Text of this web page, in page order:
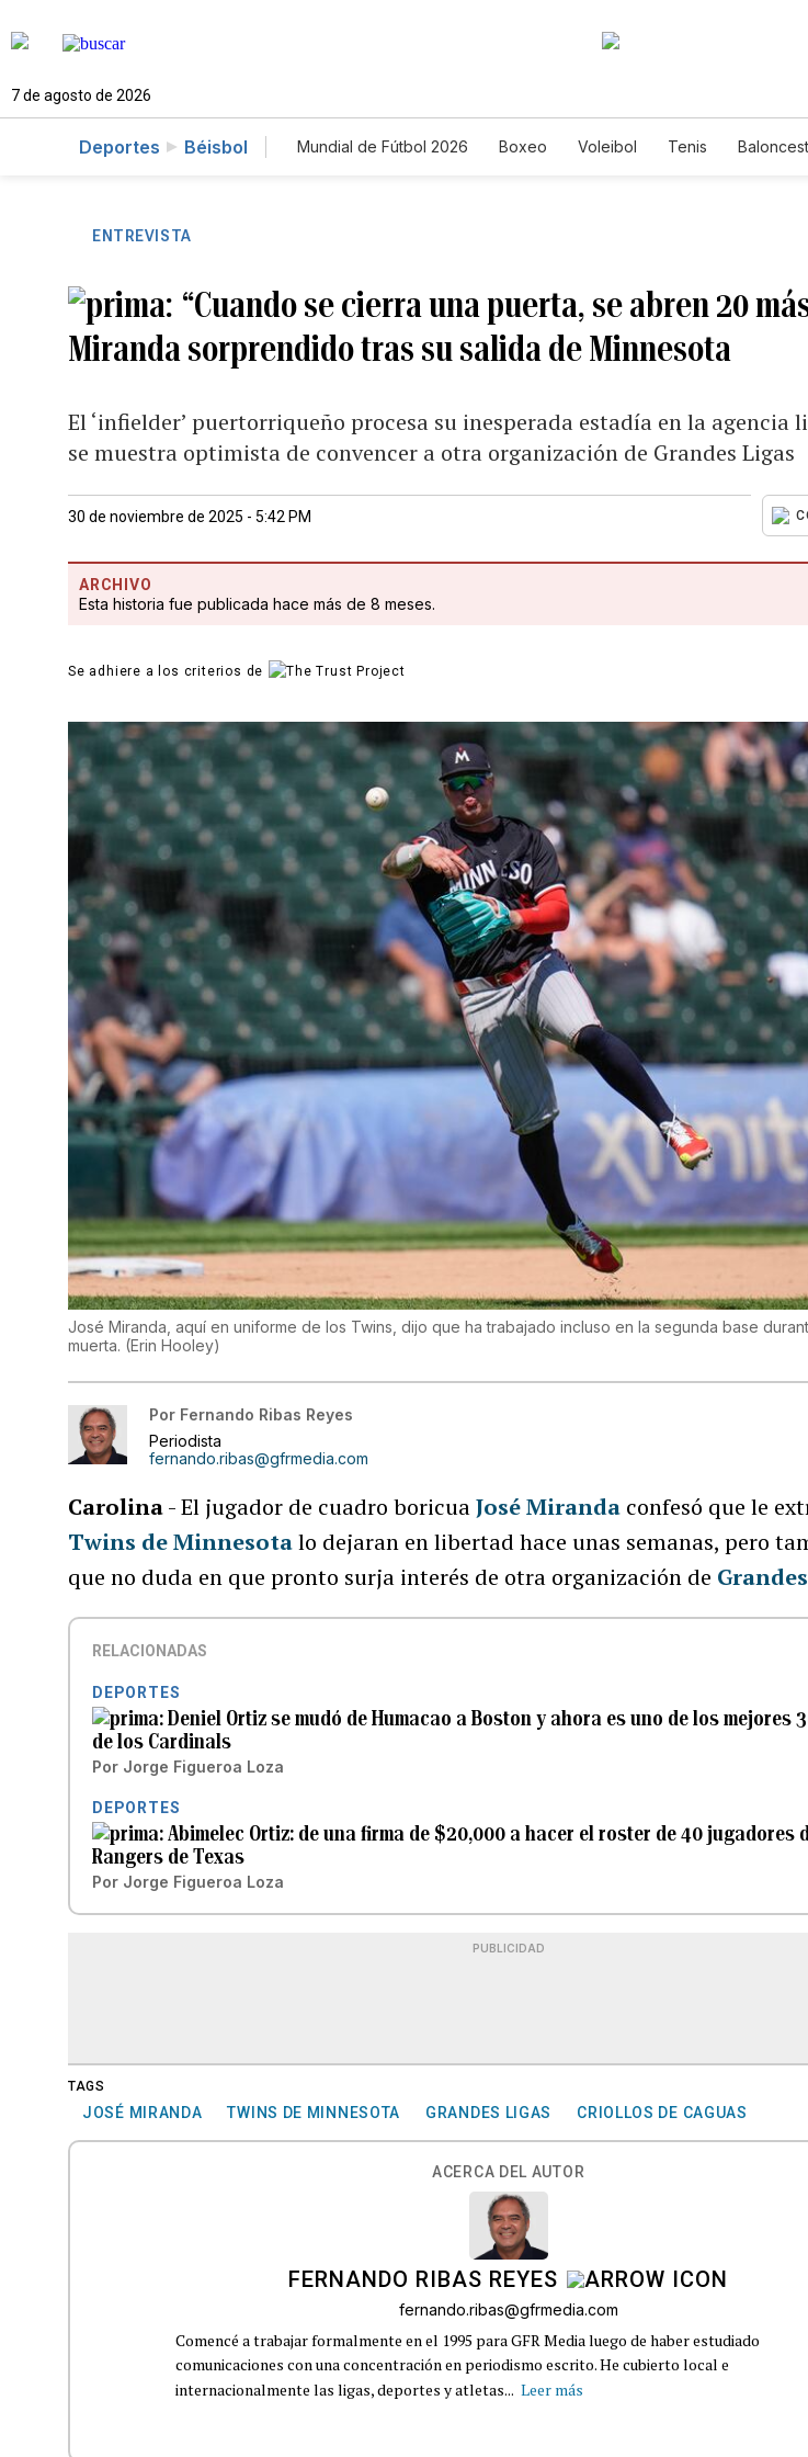
7 de agosto de 2026
Deportes Béisbol Mundial de Fútbol 2026 Boxeo Voleibol Tenis
ENTREVISTA
“Cuando se cierra una puerta, se abren 20
Miranda sorprendido tras su salida de Minnesota
El ‘infielder’ puertorriqueño procesa su inesperada estadía en la agencia
se muestra optimista de convencer a otra organización de Grandes Ligas
30 de noviembre de 2025 - 5:42 PM
ARCHIVO
Esta historia fue publicada hace más de 8 meses.
Se adhiere a los criterios de
José Miranda, aquí en uniforme de los Twins, dijo que ha trabajado incluso en la segunda base
muerta. (Erin Hooley)
Por Fernando Ribas Reyes
Periodista
fernando.ribas@gfrmedia.com
Carolina- El jugador de cuadro boricuaJosé Miranda confesó que le
Twins de Minnesotalo dejaran en libertad hace unas semanas, pero
que no duda en que pronto surja interés de otra organización de
RELACIONADAS
DEPORTES
Deniel Ortiz se mudó de Humacao a Boston y ahora es uno de los mejores
de los Cardinals
Por Jorge Figueroa Loza
DEPORTES
Abimelec Ortiz: de una firma de $20,000 a hacer el roster de 40 jugadores
Rangers de Texas
Por Jorge Figueroa Loza
PUBLICIDAD
TAGS
JOSÉ MIRANDA TWINS DE MINNESOTA GRANDES LIGAS CRIOLLOS DE CAGUAS
ACERCA DEL AUTOR
FERNANDO RIBAS REYES
fernando.ribas@gfrmedia.com
Comencé a trabajar formalmente en el 1995 para GFR Media luego de haber estudiado
comunicaciones con una concentración en periodismo escrito. He cubierto local e
internacionalmente las ligas, deportes y atletas... Leer más